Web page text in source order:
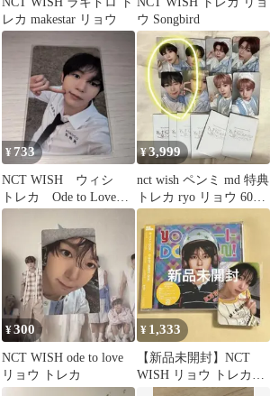
レカ makestar リョウ
ウ Songbird
¥ 733
NCT WISH ウィシ
トレカ Ode to Love
初回限定 リョウ
¥3,999
nct wish ペンミ md 特典
トレカ ryo リョウ 6000
円購入特典
¥300
NCT WISH ode to love
リョウ トレカ
¥ 1,333
【新品未開封】NCT
WISH リョウ トレカ